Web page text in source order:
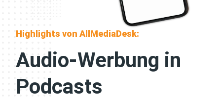
Highlights von AllMediaDesk:
Audio-Werbung in
Podcasts